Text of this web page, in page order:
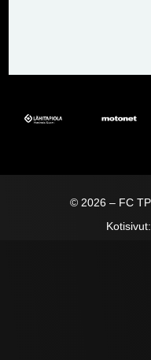
© 2026 – FC
Kotisivut: